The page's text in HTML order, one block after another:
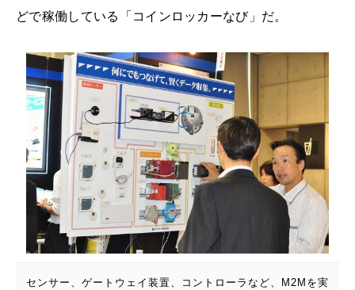
どで稼働している「コインロッカーなび」だ。
センサー、ゲートウェイ装置、コントローラなど、M2Mを実